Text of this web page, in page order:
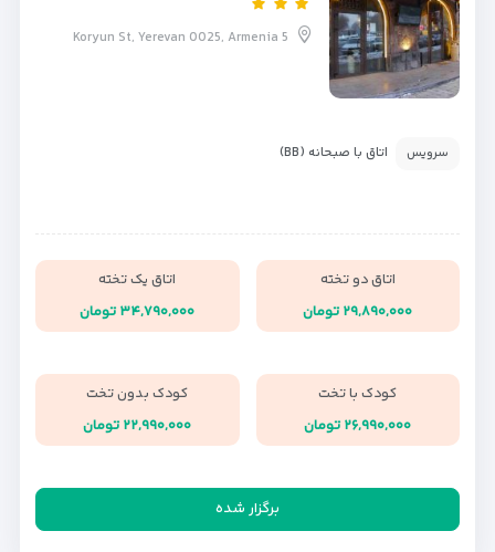
5 Koryun St, Yerevan 0025, Armenia
سرویس اتاق با صبحانه (BB)
اتاق دو تخته
۲۹,۸۹۰,۰۰۰ تومان
اتاق یک تخته
۳۴,۷۹۰,۰۰۰ تومان
کودک با تخت
۲۶,۹۹۰,۰۰۰ تومان
کودک بدون تخت
۲۲,۹۹۰,۰۰۰ تومان
برگزار شده